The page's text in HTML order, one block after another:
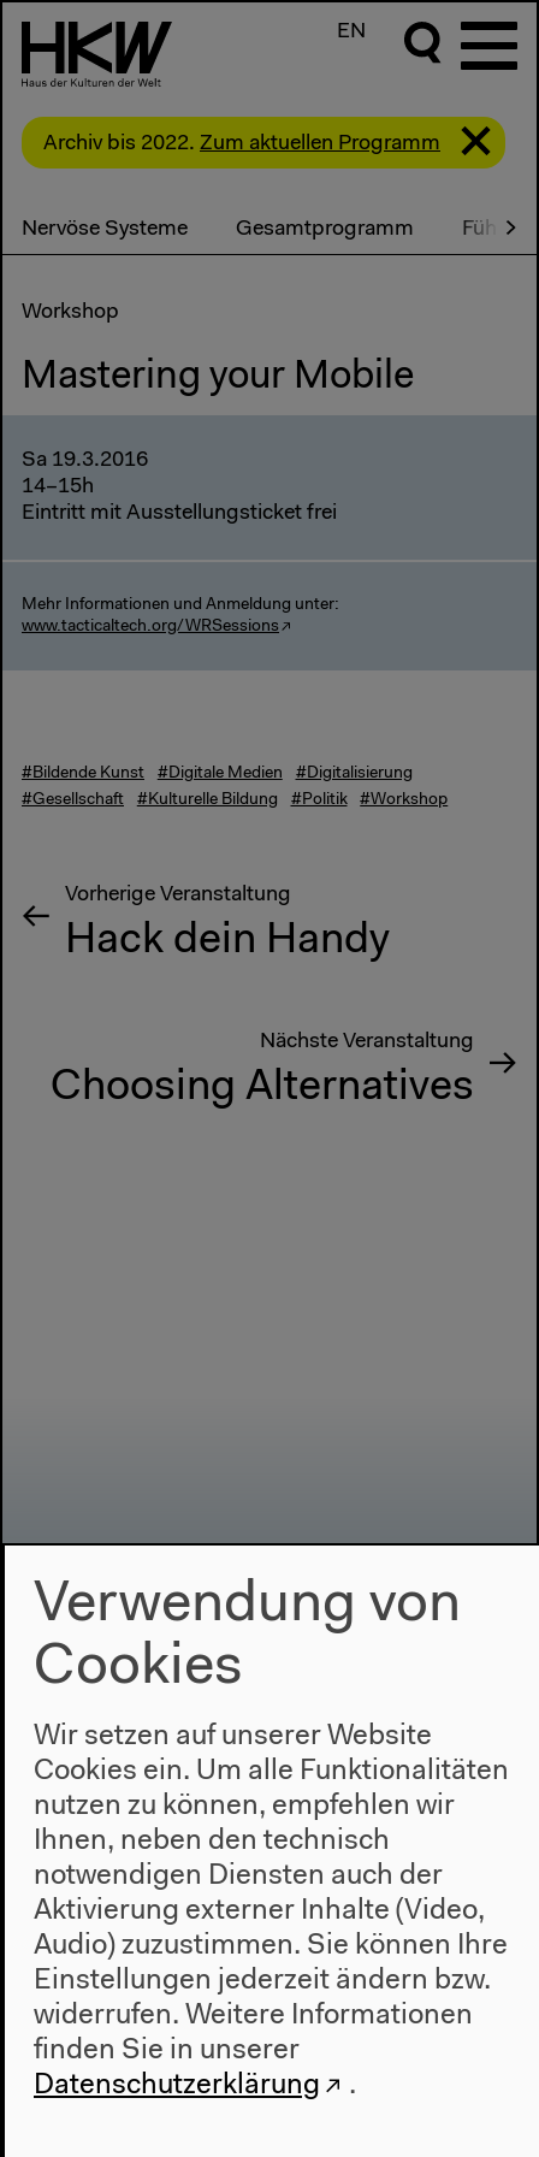
EN
Archiv bis 2022. Zum aktuellen Programm
Nervöse Systeme Gesamtprogramm
Workshop
Mastering your Mobile
Sa 19.3.2016
14–15h
Eintritt mit Ausstellungsticket frei
Mehr Informationen und Anmeldung unter:
www.tacticaltech.org/WRSessions
#Bildende Kunst #Digitale Medien
#Digitalisierung
#Gesellschaft
#Kulturelle Bildung #Politik #Workshop
Vorherige Veranstaltung
Hack dein Handy
Nächste Veranstaltung
Choosing Alternatives
Programm
2022
Das Anthropozän am HKW
Haus
Über uns
Architektur
Geschichte
Besuch
Anfahrt
Barrierefreiheit
Webshop
Verwendung von
Cookies
Wir setzen auf unserer Website
Cookies ein. Um alle Funktionalitäten
nutzen zu können, empfehlen wir
Ihnen, neben den technisch
notwendigen Diensten auch der
Aktivierung externer Inhalte (Video,
Audio) zuzustimmen. Sie können Ihre
Einstellungen jederzeit ändern bzw.
widerrufen. Weitere Informationen
finden Sie in unserer
Datenschutzerklärung
.